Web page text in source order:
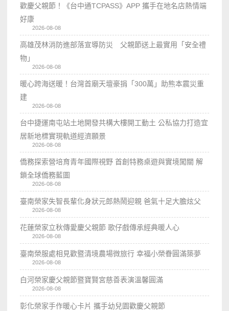
歡慶父親節！《台中通TCPASS》APP 攜手在地名店熱情端
好康
2026-08-08
高雄茂林消防進部落宣導防災 父親節送上最實用「安全禮
物」
2026-08-08
暖心跨海送暖！台灣首廟天壇豪捐「300萬」助熊本震災重
建
2026-08-08
台中捷運南屯站土地開發共構大樓開工動土 公私協力打造宜
居新地標實現軌道經濟願景
2026-08-08
僑務探索營培育青年國際視野 首創特務桌遊與實境闖關 解
鎖全球僑務藍圖
2026-08-08
臺南榮家失智長輩化身狀元郎熱鬧迎親 爸氣十足大膽炫父
2026-08-08
花蓮榮家立秋傳愛慶父親節 歌仔戲傳承經典暖人心
2026-08-08
臺南榮服處相見歡暨清境農場微旅行 幸福小榮眷圓滿築夢
2026-08-08
白河榮家慶父親節暨寶賢宮慈善表演溫馨圓滿
2026-08-08
彰化榮家手作暖心卡片 攜手幼兒園歡慶父親節